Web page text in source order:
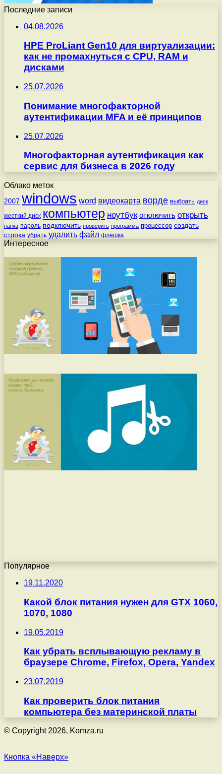
Последние записи
04.08.2026
HPE ProLiant Gen10 для виртуализации:
как не промахнуться с CPU, RAM и
дисками
25.07.2026
Понимание многофакторной
аутентификации MFA и её принципов
25.07.2026
Многофакторная аутентификация как
сервис для бизнеса в 2026 году
Облако меток
2007 windows word видеокарта ворде выбрать диск
жесткий диск компьютер ноутбук отключить открыть
папка пароль подключить проверить программа процессор создать
строка убрать удалить файл флешка
Интересное
Популярное
19.11.2020
Какой блок питания нужен для GTX 1060,
1070, 1080
19.05.2019
Как убрать всплывающую рекламу в
браузере Chrome, Firefox, Opera, Yandex
23.07.2019
Как проверить блок питания
компьютера без материнской платы
© Copyright 2026, Komza.ru
Кнопка «Наверх»